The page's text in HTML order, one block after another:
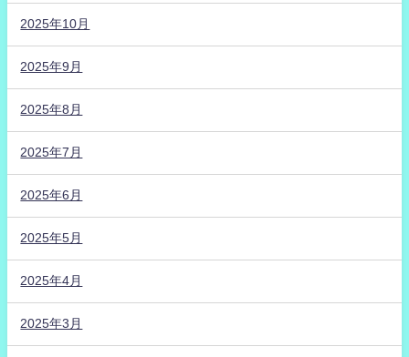
2025年10月
2025年9月
2025年8月
2025年7月
2025年6月
2025年5月
2025年4月
2025年3月